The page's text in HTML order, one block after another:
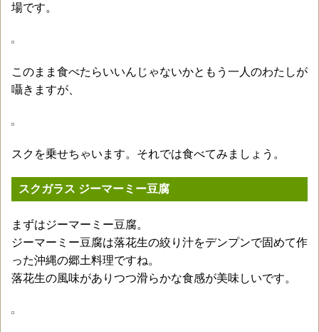
場です。
このまま食べたらいいんじゃないかともう一人のわたしが
囁きますが、
スクを乗せちゃいます。それでは食べてみましょう。
スクガラス ジーマーミー豆腐
まずはジーマーミー豆腐。
ジーマーミー豆腐は落花生の絞り汁をデンプンで固めて作
った沖縄の郷土料理ですね。
落花生の風味がありつつ滑らかな食感が美味しいです。